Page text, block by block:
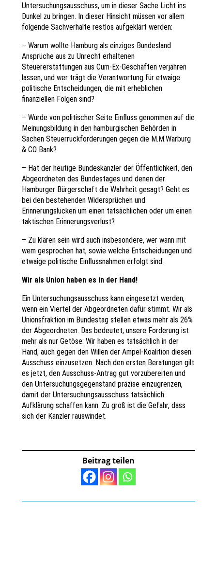
Untersuchungsausschuss, um in dieser Sache Licht ins
Dunkel zu bringen. In dieser Hinsicht müssen vor allem
folgende Sachverhalte restlos aufgeklärt werden:
– Warum wollte Hamburg als einziges Bundesland
Ansprüche aus zu Unrecht erhaltenen
Steuererstattungen aus Cum-Ex-Geschäften verjähren
lassen, und wer trägt die Verantwortung für etwaige
politische Entscheidungen, die mit erheblichen
finanziellen Folgen sind?
– Wurde von politischer Seite Einfluss genommen auf die
Meinungsbildung in den hamburgischen Behörden in
Sachen Steuerrückforderungen gegen die M.M.Warburg
& CO Bank?
– Hat der heutige Bundeskanzler der Öffentlichkeit, den
Abgeordneten des Bundestages und denen der
Hamburger Bürgerschaft die Wahrheit gesagt? Geht es
bei den bestehenden Widersprüchen und
Erinnerungslücken um einen tatsächlichen oder um einen
taktischen Erinnerungsverlust?
– Zu klären sein wird auch insbesondere, wer wann mit
wem gesprochen hat, sowie welche Entscheidungen und
etwaige politische Einflussnahmen erfolgt sind.
Wir als Union haben es in der Hand!
Ein Untersuchungsausschuss kann eingesetzt werden,
wenn ein Viertel der Abgeordneten dafür stimmt. Wir als
Unionsfraktion im Bundestag stellen etwas mehr als 26%
der Abgeordneten. Das bedeutet, unsere Forderung ist
mehr als nur Getöse: Wir haben es tatsächlich in der
Hand, auch gegen den Willen der Ampel-Koalition diesen
Ausschuss einzusetzen. Nach den ersten Beratungen gilt
es jetzt, den Ausschuss-Antrag gut vorzubereiten und
den Untersuchungsgegenstand präzise einzugrenzen,
damit der Untersuchungsausschuss tatsächlich
Aufklärung schaffen kann. Zu groß ist die Gefahr, dass
sich der Kanzler rauswindet.
Beitrag teilen